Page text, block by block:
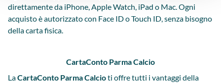
direttamente da iPhone, Apple Watch, iPad o Mac. Ogni
acquisto è autorizzato con Face ID o Touch ID, senza bisogno
della carta fisica.
CartaConto Parma Calcio
LaCartaConto Parma Calcioti offre tutti i vantaggi della